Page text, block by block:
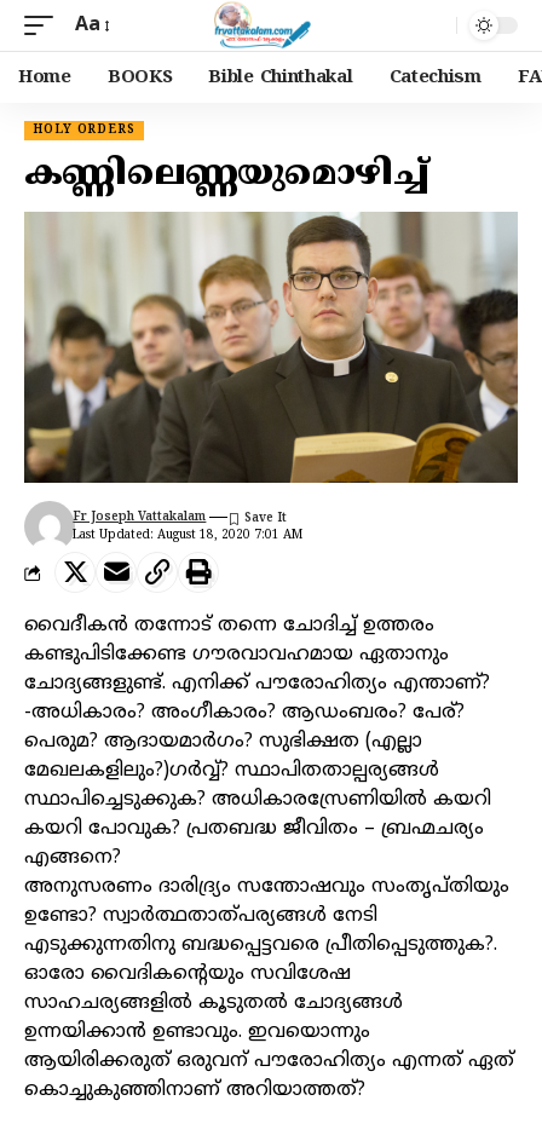
Aa
Home BOOKS Bible Chinthakal Catechism
HOLY ORDERS
കണ്ണിലെണ്ണയുമൊഴിച്ച്
Last Updated: August 18, 2020 7:01 AM
Fr Joseph Vattakalam
വൈദീകൻ തന്നോട് തന്നെ ചോദിച്ച് ഉത്തരം
കണ്ടുപിടിക്കേണ്ട ഗൗരവാവഹമായ ഏതാനും
ചോദ്യങ്ങളുണ്ട്. എനിക്ക് പൗരോഹിത്യം എന്താണ്?
-അധികാരം? അംഗീകാരം? ആഡംബരം? പേര്?
പെരുമ? ആദായമാർഗം? സുഭിക്ഷത (എല്ലാ
മേഖലകളിലും?)ഗർവ്വ്‌? സ്ഥാപിതതാല്പര്യങ്ങൾ
സ്ഥാപിച്ചെടുക്കുക? അധികാരസ്രേണിയിൽ കയറി
കയറി പോവുക? പ്രതബദ്ധ ജീവിതം – ബ്രഹ്മചര്യം
എങ്ങനെ?
അനുസരണം ദാരിദ്ര്യം സന്തോഷവും സംതൃപ്തിയും
ഉണ്ടോ? സ്വാർത്ഥതാത്പര്യങ്ങൾ നേടി
എടുക്കുന്നതിനു ബദ്ധപ്പെട്ടവരെ പ്രീതിപ്പെടുത്തുക?.
ഓരോ വൈദികന്റെയും സവിശേഷ
സാഹചര്യങ്ങളിൽ കൂടുതൽ ചോദ്യങ്ങൾ
ഉന്നയിക്കാൻ ഉണ്ടാവും. ഇവയൊന്നും
ആയിരിക്കരുത് ഒരുവന് പൗരോഹിത്യം എന്നത് ഏത്
കൊച്ചുകുഞ്ഞിനാണ് അറിയാത്തത്?